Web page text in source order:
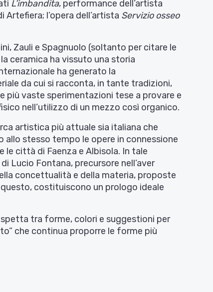
L’imbandita, performance dell’artista
Artefiera; l’opera dell’artista Servizio osseo
Zauli e Spagnuolo (soltanto per citare le
ceramica ha vissuto una storia
ha generato la
da cui si racconta, in tante tradizioni,
più vaste sperimentazioni tese a provare e
nell’utilizzo di un mezzo così organico.
artistica più attuale sia italiana che
allo stesso tempo le opere in connessione
le città di Faenza e Albisola. In tale
Lucio Fontana, precursore nell’aver
concettualità e della materia, proposte
costituiscono un prologo ideale
tra forme, colori e suggestioni per
che continua proporre le forme più